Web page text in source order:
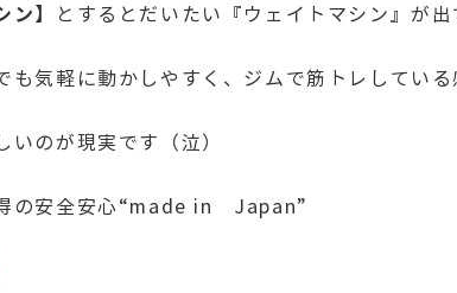
】 とするとだいたい『ウェイトマシン』が出
も気軽に動かしやすく、ジムで筋トレしてい
いのが現実です（泣）
の安全安心“made in Japan”